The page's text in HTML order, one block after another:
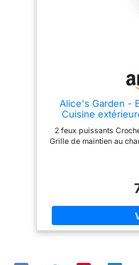
indépendant de chaque
barbecue à gaz est doté d'un
bac à graisse amovible pour
nettoyage plus simple et de 2
roulettes pour le déplacer
jardin; régulateur et tuyau non
fournis, à acheter séparément
Alice's Garden -
Cuisine
2 feux puissants
Grille de maintien au